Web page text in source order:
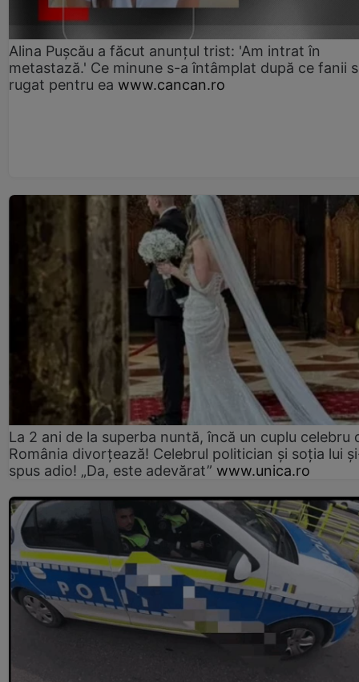
Alina Pușcău a făcut anunțul trist: 'Am intrat în
metastază.' Ce minune s-a întâmplat după ce fanii
rugat pentru ea www.cancan.ro
La 2 ani de la superba nuntă, încă un cuplu celebru
România divorțează! Celebrul politician și soția lui
spus adio! „Da, este adevărat” www.unica.ro